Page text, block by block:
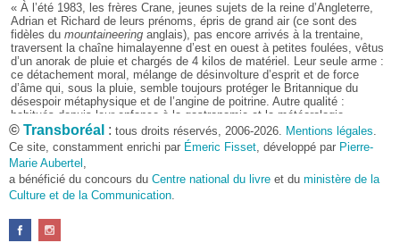
« À l’été 1983, les frères Crane, jeunes sujets de la reine d’Angleterre,
Adrian et Richard de leurs prénoms, épris de grand air (ce sont des
fidèles du mountaineering anglais), pas encore arrivés à la trentaine,
traversent la chaîne himalayenne d’est en ouest à petites foulées, vêtus
d’un anorak de pluie et chargés de 4 kilos de matériel. Leur seule arme :
ce détachement moral, mélange de désinvolture d’esprit et de force
d’âme qui, sous la pluie, semble toujours protéger le Britannique du
désespoir métaphysique et de l’angine de poitrine. Autre qualité :
habitués depuis leur enfance à la gastronomie et la météorologie
anglaises, rien ne saurait les abattre sur le chemin.
Partis de Darjeeling, les deux Crane, maigres comme des clous et
passablement hirsutes, arrivent à Rawalpindi trois mois plus tard.
Frappant le soir à la porte des masures de bergers, se nourrissant de
galettes d’orge récoltées çà et là ou monnayées aux paysans de
(dans son intégralité), l’Uttarakhand et l’Himachal Pradesh, et les deux
parties du Cachemire indien et pakistanais. Expédions les statistiques.
© Transboréal : tous droits réservés, 2006-2026. Mentions légales.
Ce site, constamment enrichi par Émeric Fisset, développé par Pierre-
Marie Aubertel ,
a bénéficié du concours du Centre national du livre et du ministère de la
Culture et de la Communication.